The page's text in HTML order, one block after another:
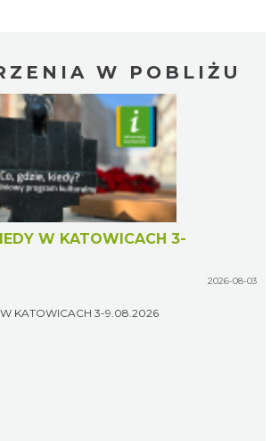
W POBLIŻU
W KATOWICACH 3-
2026-08-03
KATOWICACH 3-9.08.2026